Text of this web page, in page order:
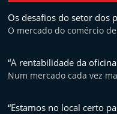
Os desafios do setor dos
O mercado do comércio
“A rentabilidade da
Num mercado cada vez
“Estamos no local certo